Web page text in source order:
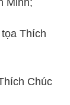
Thích
Chúc